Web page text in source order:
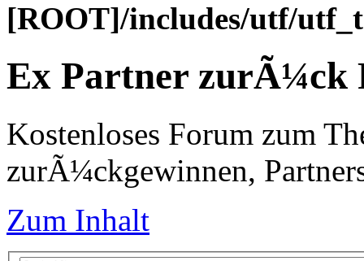
[ROOT]/includes/utf/
Ex Partner zurÃ¼ck
Kostenloses Forum zum
zurÃ¼ckgewinnen,
Zum Inhalt